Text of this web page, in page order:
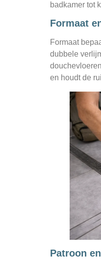
badkamer tot
Formaat
Formaat
dubbele
en houdt de
Patroon